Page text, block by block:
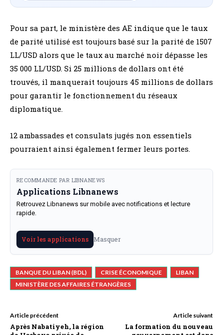
Pour sa part, le ministère des AE indique que le taux
de parité utilisé est toujours basé sur la parité de 1507
LL/USD alors que le taux au marché noir dépasse les
35 000 LL/USD. Si 25 millions de dollars ont été
trouvés, il manquerait toujours 45 millions de dollars
pour garantir le fonctionnement du réseaux
diplomatique.
12 ambassades et consulats jugés non essentiels
pourraient ainsi également fermer leurs portes.
RECOMMANDE PAR LIBNANEWS
Applications Libnanews
Retrouvez Libnanews sur mobile avec notifications et lecture
rapide.
Voir les applications Masquer
BANQUE DU LIBAN (BDL) CRISE ÉCONOMIQUE
LIBAN
MINISTÈRE DES AFFAIRES ÉTRANGÈRES
Article précédent
Après Nabatiyeh, la région
Article suivant
La formation du nouveau